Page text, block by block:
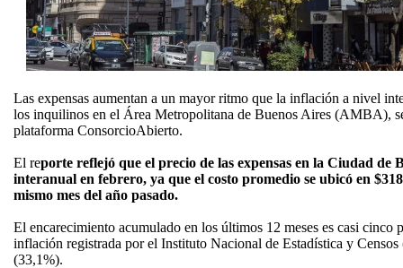
Las expensas aumentan a un mayor ritmo que la inflación a nivel
los inquilinos en el Área Metropolitana de Buenos Aires (AMBA),
plataforma ConsorcioAbierto.
El reporte reflejó que el precio de las expensas en la Ciudad de
interanual en febrero, ya que el costo promedio se ubicó en
mismo mes del año pasado.
El encarecimiento acumulado en los últimos 12 meses es casi cinco
inflación registrada por el Instituto Nacional de Estadística y
(33,1%).